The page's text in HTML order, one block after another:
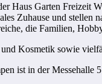
Haus Garten
Zuhause und
die Familien,
Kosmetik sowie
ist in der